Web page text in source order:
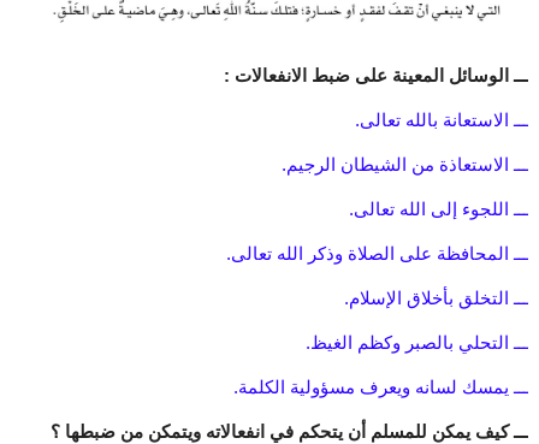
ـــ الوسائل المعينة على ضبط الانفعالات :
ـــ الاستعانة بالله تعالى.
ـــ الاستعاذة من الشيطان الرجيم.
ـــ اللجوء إلى الله تعالى.
ـــ المحافظة على الصلاة وذكر الله تعالى.
ـــ التخلق بأخلاق الإسلام.
ـــ التحلي بالصبر وكظم الغيظ.
ـــ يمسك لسانه ويعرف مسؤولية الكلمة.
ـــ كيف يمكن للمسلم أن يتحكم في انفعالاته ويتمكن من ضبطها ؟